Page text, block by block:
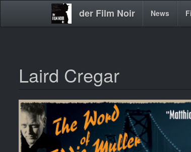
der Film Noir
Main News
Laird Cregar